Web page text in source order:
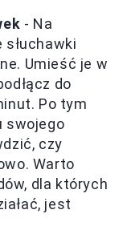
- Na
słuchawki
Umieść je w
do
Po tym
swojego
czy
Warto
dla których
jest